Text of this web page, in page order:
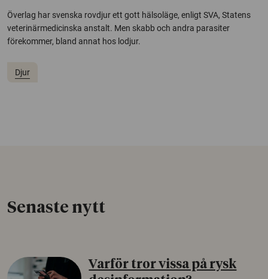
Överlag har svenska rovdjur ett gott hälsoläge, enligt SVA, Statens
veterinärmedicinska anstalt. Men skabb och andra parasiter
förekommer, bland annat hos lodjur.
Djur
Senaste nytt
Varför tror vissa på rysk